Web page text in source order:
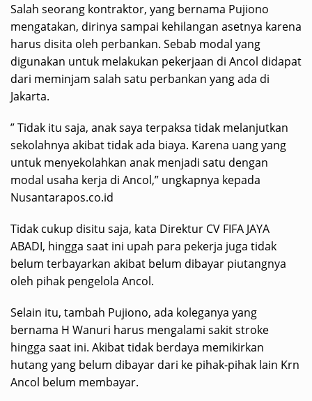
Salah seorang kontraktor, yang bernama Pujiono
mengatakan, dirinya sampai kehilangan asetnya karena
harus disita oleh perbankan. Sebab modal yang
digunakan untuk melakukan pekerjaan di Ancol didapat
dari meminjam salah satu perbankan yang ada di
Jakarta.
” Tidak itu saja, anak saya terpaksa tidak melanjutkan
sekolahnya akibat tidak ada biaya. Karena uang yang
untuk menyekolahkan anak menjadi satu dengan
modal usaha kerja di Ancol,” ungkapnya kepada
Nusantarapos.co.id
Tidak cukup disitu saja, kata Direktur CV FIFA JAYA
ABADI, hingga saat ini upah para pekerja juga tidak
belum terbayarkan akibat belum dibayar piutangnya
oleh pihak pengelola Ancol.
Selain itu, tambah Pujiono, ada koleganya yang
bernama H Wanuri harus mengalami sakit stroke
hingga saat ini. Akibat tidak berdaya memikirkan
hutang yang belum dibayar dari ke pihak-pihak lain Krn
Ancol belum membayar.